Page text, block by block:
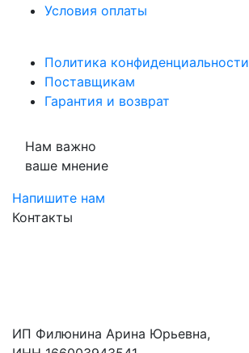
Условия оплаты
Политика конфиденциальности
Поставщикам
Гарантия и возврат
Нам важно
ваше мнение
Напишите нам
Контакты
ИП Филюнина Арина Юрьевна,